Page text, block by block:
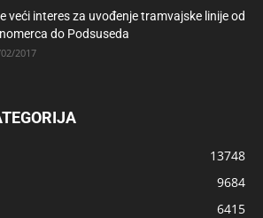
veći interes za uvođenje tramvajske linije od
do Podsuseda
2017
13748
9684
6415